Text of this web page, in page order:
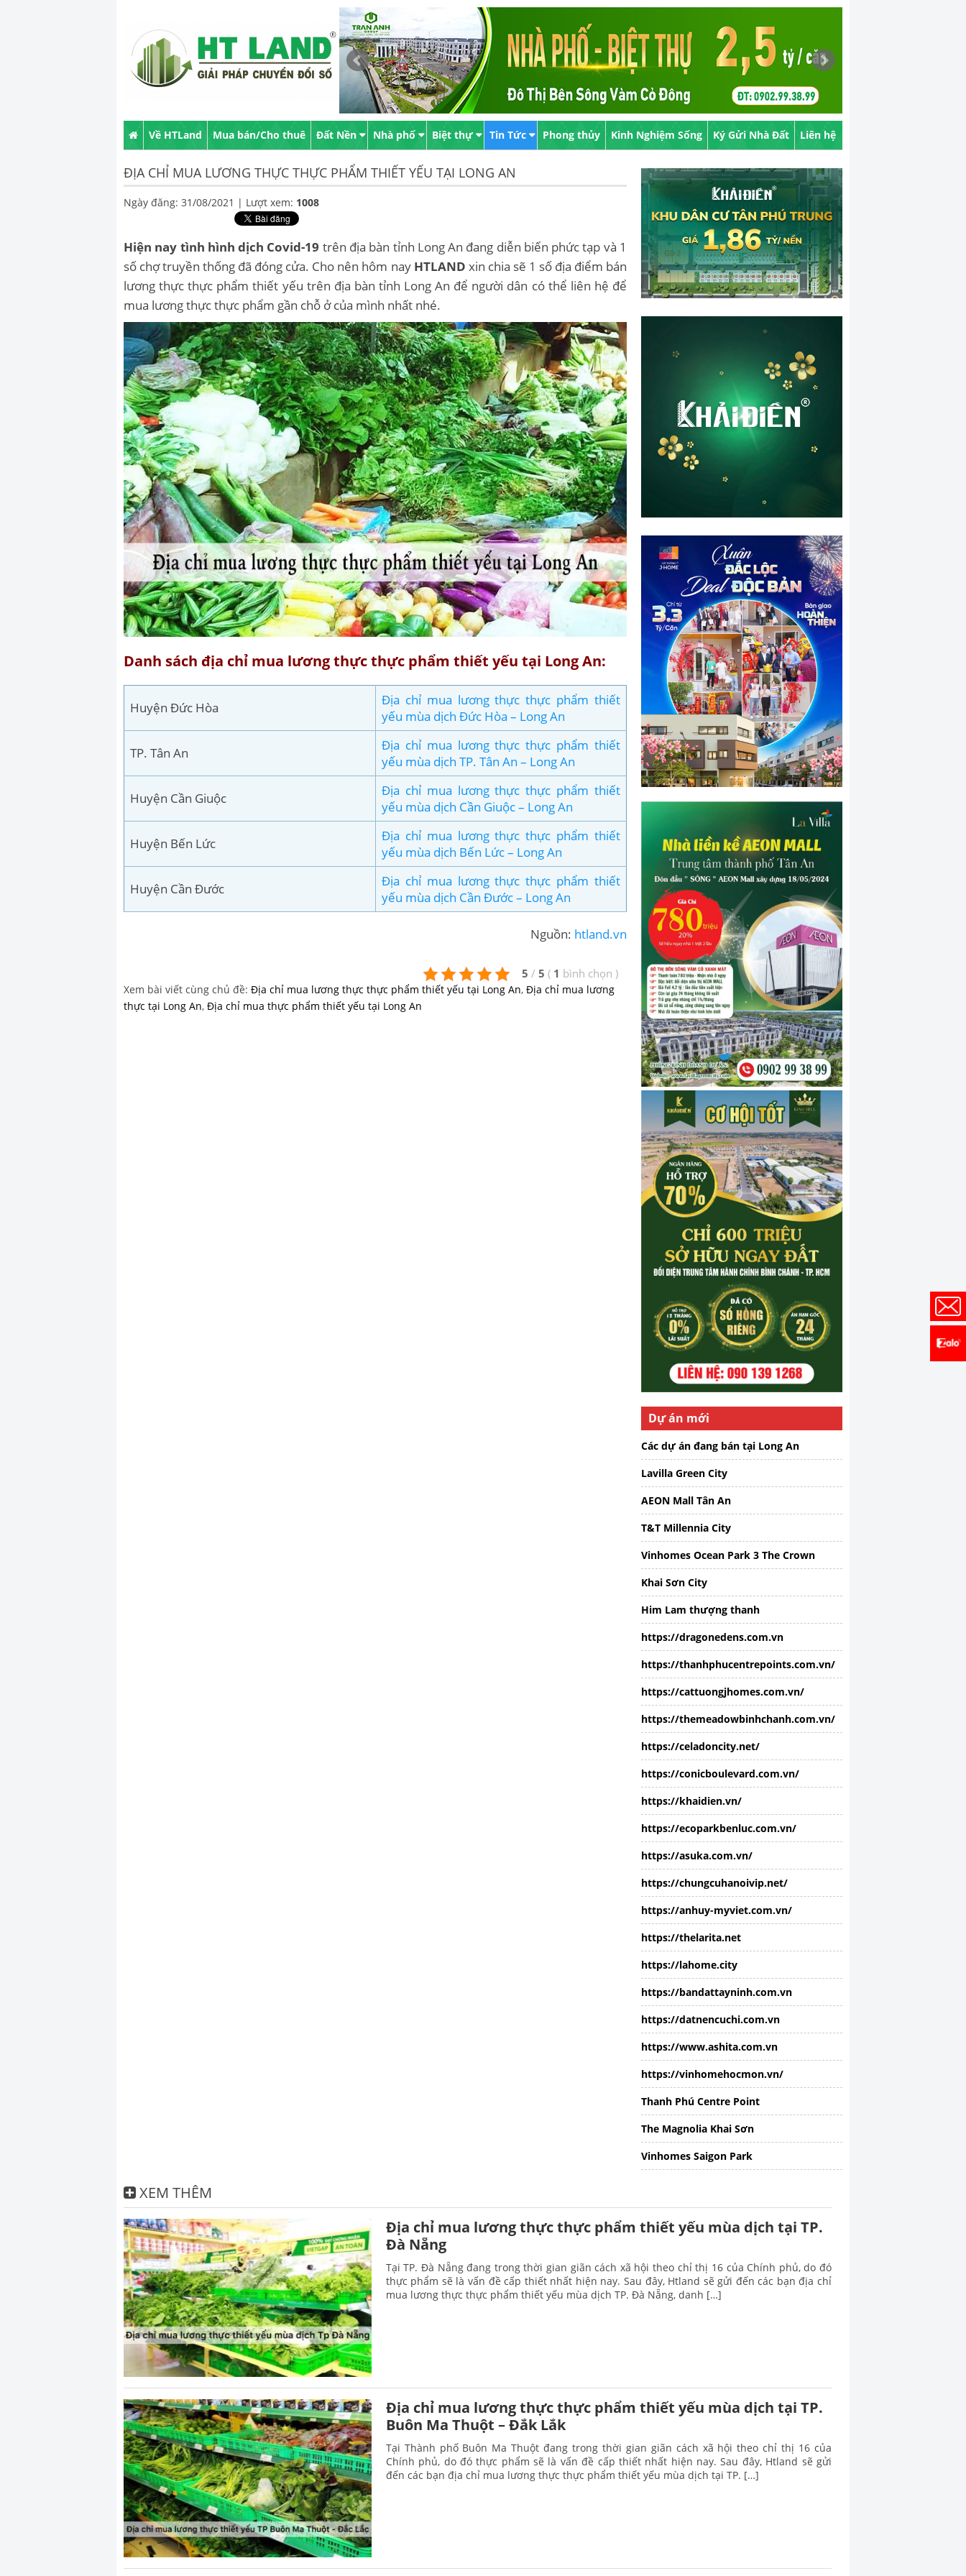
Về HTLand Mua bán/Cho thuê Đất Nền Nhà phố Biệt thự Tin Tức Phong thủy Kinh Nghiệm Sống Ký Gửi Nhà Đất Liên hệ
ĐỊA CHỈ MUA LƯƠNG THỰC THỰC PHẨM THIẾT YẾU TẠI LONG AN
Ngày đăng: 31/08/2021 | Lượt xem: 1008
Hiện nay tình hình dịch Covid-19 trên địa bàn tỉnh Long An đang diễn biến phức tạp và 1
số chợ truyền thống đã đóng cửa. Cho nên hôm nay HTLAND xin chia sẽ 1 số địa điểm bán
lương thực thực phẩm thiết yếu trên địa bàn tỉnh Long An để người dân có thể liên hệ để
mua lương thực thực phẩm gần chỗ ở của mình nhất nhé.
Danh sách địa chỉ mua lương thực thực phẩm thiết yếu tại Long An:
Huyện Đức Hòa
Địa chỉ mua lương thực thực phẩm thiết
yếu mùa dịch Đức Hòa – Long An
TP. Tân An
Địa chỉ mua lương thực thực phẩm thiết
yếu mùa dịch TP. Tân An – Long An
Huyện Cần Giuộc
Địa chỉ mua lương thực thực phẩm thiết
yếu mùa dịch Cần Giuộc – Long An
Huyện Bến Lức
Địa chỉ mua lương thực thực phẩm thiết
yếu mùa dịch Bến Lức – Long An
Huyện Cần Đước
Địa chỉ mua lương thực thực phẩm thiết
yếu mùa dịch Cần Đước – Long An
Nguồn: htland.vn
5 / 5 ( 1 bình chọn )
Xem bài viết cùng chủ đề: Địa chỉ mua lương thực thực phẩm thiết yếu tại Long An, Địa chỉ mua lương
thực tại Long An, Địa chỉ mua thực phẩm thiết yếu tại Long An
Dự án mới
Các dự án đang bán tại Long An
Lavilla Green City
AEON Mall Tân An
T&T Millennia City
Vinhomes Ocean Park 3 The Crown
Khai Sơn City
Him Lam thượng thanh
https://dragonedens.com.vn
https://thanhphucentrepoints.com.vn/
https://cattuongjhomes.com.vn/
https://themeadowbinhchanh.com.vn/
https://celadoncity.net/
https://conicboulevard.com.vn/
https://khaidien.vn/
https://ecoparkbenluc.com.vn/
https://asuka.com.vn/
https://chungcuhanoivip.net/
https://anhuy-myviet.com.vn/
https://thelarita.net
https://lahome.city
https://bandattayninh.com.vn
https://datnencuchi.com.vn
https://www.ashita.com.vn
https://vinhomehocmon.vn/
Thanh Phú Centre Point
The Magnolia Khai Sơn
Vinhomes Saigon Park
XEM THÊM
Địa chỉ mua lương thực thực phẩm thiết yếu mùa dịch tại TP.
Đà Nẵng
Tại TP. Đà Nẵng đang trong thời gian giãn cách xã hội theo chỉ thị 16 của Chính phủ, do đó
thực phẩm sẽ là vấn đề cấp thiết nhất hiện nay. Sau đây, Htland sẽ gửi đến các bạn địa chỉ
mua lương thực thực phẩm thiết yếu mùa dịch TP. Đà Nẵng, danh […]
Địa chỉ mua lương thực thực phẩm thiết yếu mùa dịch tại TP.
Buôn Ma Thuột – Đắk Lắk
Tại Thành phố Buôn Ma Thuột đang trong thời gian giãn cách xã hội theo chỉ thị 16 của
Chính phủ, do đó thực phẩm sẽ là vấn đề cấp thiết nhất hiện nay. Sau đây, Htland sẽ gửi
đến các bạn địa chỉ mua lương thực thực phẩm thiết yếu mùa dịch tại TP. […]